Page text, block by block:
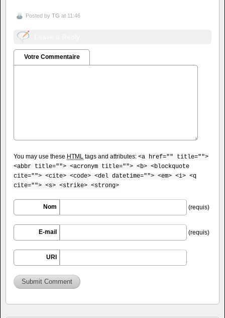
Posted by TG at 11:46
Votre Commentaire
You may use these HTML tags and attributes: <a href="" title="">
<abbr title=""> <acronym title=""> <b> <blockquote
cite=""> <cite> <code> <del datetime=""> <em> <i> <q
cite=""> <s> <strike> <strong>
Nom (requis)
E-mail (requis)
URI